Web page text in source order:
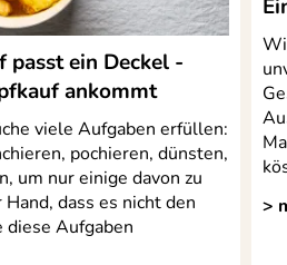
passt ein Deckel -
ankommt
viele Aufgaben erfüllen:
pochieren, dünsten,
um nur einige davon zu
dass es nicht den
Aufgaben
>